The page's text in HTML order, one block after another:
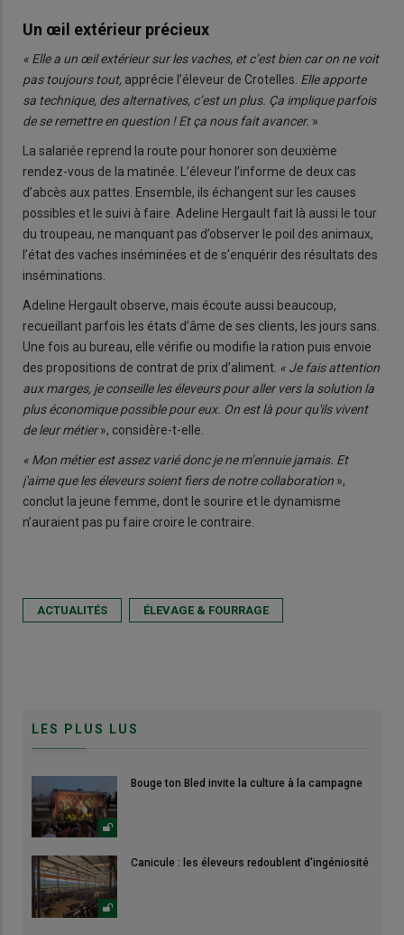
Un œil extérieur précieux
« Elle a un œil extérieur sur les vaches, et c’est bien car on ne voit
pas toujours tout, apprécie l’éleveur de Crotelles. Elle apporte
sa technique, des alternatives, c’est un plus. Ça implique parfois
de se remettre en question ! Et ça nous fait avancer. »
La salariée reprend la route pour honorer son deuxième
rendez-vous de la matinée. L’éleveur l’informe de deux cas
d’abcès aux pattes. Ensemble, ils échangent sur les causes
possibles et le suivi à faire. Adeline Hergault fait là aussi le tour
du troupeau, ne manquant pas d’observer le poil des animaux,
l’état des vaches inséminées et de s’enquérir des résultats des
inséminations.
Adeline Hergault observe, mais écoute aussi beaucoup,
recueillant parfois les états d’âme de ses clients, les jours sans.
Une fois au bureau, elle vérifie ou modifie la ration puis envoie
des propositions de contrat de prix d’aliment. « Je fais attention
aux marges, je conseille les éleveurs pour aller vers la solution la
plus économique possible pour eux. On est là pour qu'ils vivent
de leur métier», considère-t-elle.
« Mon métier est assez varié donc je ne m’ennuie jamais. Et
j'aime que les éleveurs soient fiers de notre collaboration »,
conclut la jeune femme, dont le sourire et le dynamisme
n’auraient pas pu faire croire le contraire.
ACTUALITÉS ÉLEVAGE & FOURRAGE
LES PLUS LUS
Bouge ton Bled invite la culture à la campagne
Canicule : les éleveurs redoublent d'ingéniosité